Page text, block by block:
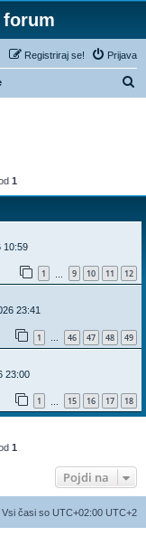
forum
Prijava
Registriraj se!
1
10:59
1 9 10 11 12
23:41
1 … 46 47 48 49
23:00
1 15 16 17 18
1
Pojdi na
Vsi časi so UTC+02:00 UTC+2